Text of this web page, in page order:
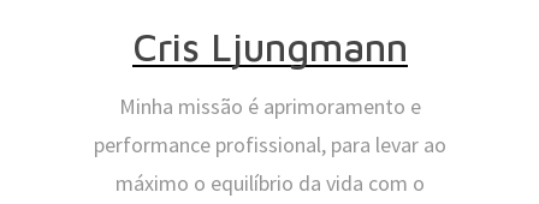
Cris Ljungmann
Minha missão é aprimoramento e
performance profissional, para levar ao
máximo o equilíbrio da vida com o